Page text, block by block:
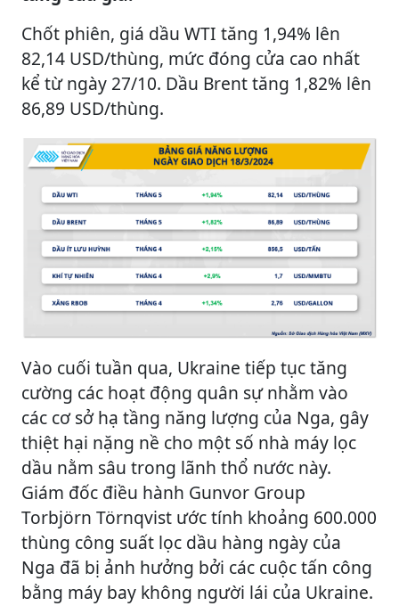
Chốt phiên, giá dầu WTI tăng 1,94% lên
82,14 USD/thùng, mức đóng cửa cao nhất
kể từ ngày 27/10. Dầu Brent tăng 1,82% lên
86,89 USD/thùng.
Vào cuối tuần qua, Ukraine tiếp tục tăng
cường các hoạt động quân sự nhằm vào
các cơ sở hạ tầng năng lượng của Nga, gây
thiệt hại nặng nề cho một số nhà máy lọc
dầu nằm sâu trong lãnh thổ nước này.
Giám đốc điều hành Gunvor Group
Torbjörn Törnqvist ước tính khoảng 600.000
thùng công suất lọc dầu hàng ngày của
Nga đã bị ảnh hưởng bởi các cuộc tấn công
bằng máy bay không người lái của Ukraine.